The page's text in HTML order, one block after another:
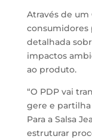
Através de um
consumidores
detalhada
impactos
ao produto.
“O PDP vai
gere e
Para a Salsa
estruturar